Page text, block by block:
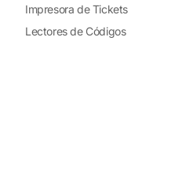
Impresora de Tickets
Lectores de Códigos